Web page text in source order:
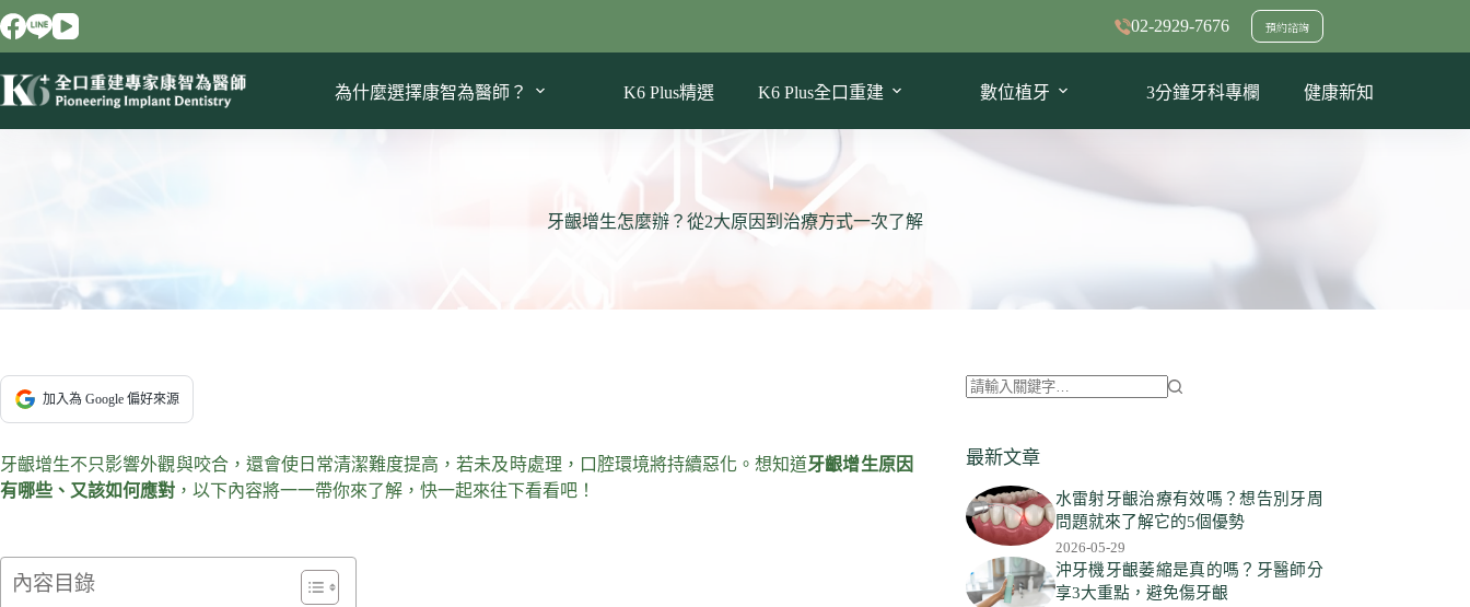
跳
至
要
02-2929-7676 預約諮詢
為什麼選擇康智為醫師？ K6 Plus精選 K6 Plus全口重建 數位植牙 3分鐘牙科專欄 健康新知
牙齦增生怎麼辦？從2大原因到治療方式一次了解
加入為 Google 偏好來源
牙齦增生不只影響外觀與咬合，還會使日常清潔難度提高，若未及時處理，口腔環境將持續惡化。想知道牙齦增生原因
有哪些、又該如何應對 ，以下內容將一一帶你來了解，快一起來往下看看吧！
內容目錄
到
符
合
條
件
的
最新文章
水雷射牙齦治療有效嗎？想告別牙周
問題就來了解它的5個優勢
2026-05-29
沖牙機牙齦萎縮是真的嗎？牙醫師分
享3大重點，避免傷牙齦